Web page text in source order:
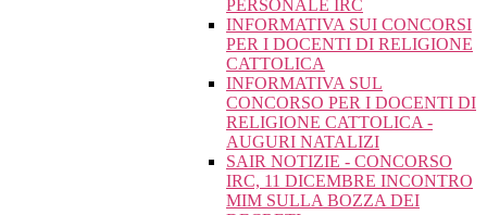
PERSONALE IRC
INFORMATIVA SUI CONCORSI
PER I DOCENTI DI RELIGIONE
CATTOLICA
INFORMATIVA SUL
CONCORSO PER I DOCENTI DI
RELIGIONE CATTOLICA -
AUGURI NATALIZI
SAIR NOTIZIE - CONCORSO
IRC, 11 DICEMBRE INCONTRO
MIM SULLA BOZZA DEI